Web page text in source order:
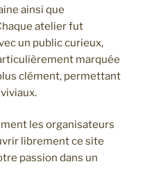
ainsi que
atelier fut
un public curieux,
marquée
clément, permettant
les organisateurs
librement ce site
passion dans un